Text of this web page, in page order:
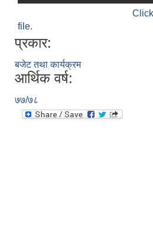
file.
प्रकार:
बजेट तथा कार्यक्रम
आर्थिक वर्ष:
७७/७८